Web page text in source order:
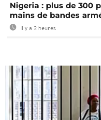
Nigeria : plus de 300
mains de bandes
Il y a 2 heures